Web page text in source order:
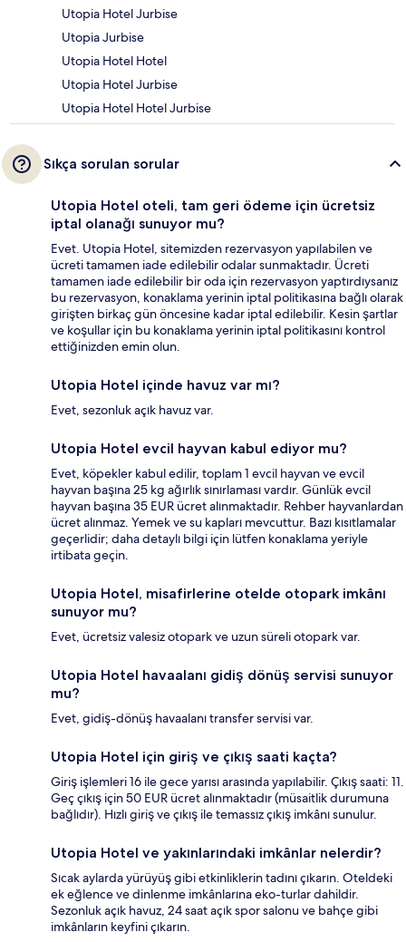
Utopia Hotel Jurbise
Utopia Jurbise
Utopia Hotel Hotel
Utopia Hotel Jurbise
Utopia Hotel Hotel Jurbise
Sıkça sorulan sorular
Utopia Hotel oteli, tam geri ödeme için ücretsiz
iptal olanağı sunuyor mu?
Evet. Utopia Hotel, sitemizden rezervasyon yapılabilen ve
ücreti tamamen iade edilebilir odalar sunmaktadır. Ücreti
tamamen iade edilebilir bir oda için rezervasyon yaptırdıysanız
bu rezervasyon, konaklama yerinin iptal politikasına bağlı olarak
girişten birkaç gün öncesine kadar iptal edilebilir. Kesin şartlar
ve koşullar için bu konaklama yerinin iptal politikasını kontrol
ettiğinizden emin olun.
Utopia Hotel içinde havuz var mı?
Evet, sezonluk açık havuz var.
Utopia Hotel evcil hayvan kabul ediyor mu?
Evet, köpekler kabul edilir, toplam 1 evcil hayvan ve evcil
hayvan başına 25 kg ağırlık sınırlaması vardır. Günlük evcil
hayvan başına 35 EUR ücret alınmaktadır. Rehber hayvanlardan
ücret alınmaz. Yemek ve su kapları mevcuttur. Bazı kısıtlamalar
geçerlidir; daha detaylı bilgi için lütfen konaklama yeriyle
irtibata geçin.
Utopia Hotel, misafirlerine otelde otopark imkânı
sunuyor mu?
Evet, ücretsiz valesiz otopark ve uzun süreli otopark var.
Utopia Hotel havaalanı gidiş dönüş servisi sunuyor
mu?
Evet, gidiş-dönüş havaalanı transfer servisi var.
Utopia Hotel için giriş ve çıkış saati kaçta?
Giriş işlemleri 16 ile gece yarısı arasında yapılabilir. Çıkış saati: 11.
Geç çıkış için 50 EUR ücret alınmaktadır (müsaitlik durumuna
bağlıdır). Hızlı giriş ve çıkış ile temassız çıkış imkânı sunulur.
Utopia Hotel ve yakınlarındaki imkânlar nelerdir?
Sıcak aylarda yürüyüş gibi etkinliklerin tadını çıkarın. Oteldeki
ek eğlence ve dinlenme imkânlarına eko-turlar dahildir.
Sezonluk açık havuz, 24 saat açık spor salonu ve bahçe gibi
imkânların keyfini çıkarın.